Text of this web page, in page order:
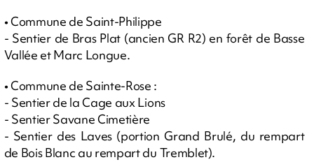
• Commune de Saint-Philippe
- Sentier de Bras Plat (ancien GR R2) en forêt de Basse
Vallée et Marc Longue.
• Commune de Sainte-Rose :
- Sentier de la Cage aux Lions
- Sentier Savane Cimetière
- Sentier des Laves (portion Grand Brulé, du rempart
de Bois Blanc au rempart du Tremblet).